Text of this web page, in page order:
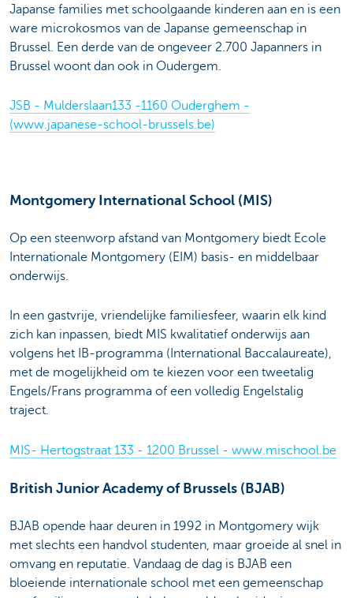
Japanse families met schoolgaande kinderen aan en is een
ware microkosmos van de Japanse gemeenschap in
Brussel. Een derde van de ongeveer 2.700 Japanners in
Brussel woont dan ook in Oudergem.
JSB - Mulderslaan133 -1160 Ouderghem -
(www.japanese-school-brussels.be)
Montgomery International School (MIS)
Op een steenworp afstand van Montgomery biedt Ecole
Internationale Montgomery (EIM) basis- en middelbaar
onderwijs.
In een gastvrije, vriendelijke familiesfeer, waarin elk kind
zich kan inpassen, biedt MIS kwalitatief onderwijs aan
volgens het IB-programma (International Baccalaureate),
met de mogelijkheid om te kiezen voor een tweetalig
Engels/Frans programma of een volledig Engelstalig
traject.
MIS- Hertogstraat 133 - 1200 Brussel - www.mischool.be
British Junior Academy of Brussels (BJAB)
BJAB opende haar deuren in 1992 in Montgomery wijk
met slechts een handvol studenten, maar groeide al snel in
omvang en reputatie. Vandaag de dag is BJAB een
bloeiende internationale school met een gemeenschap